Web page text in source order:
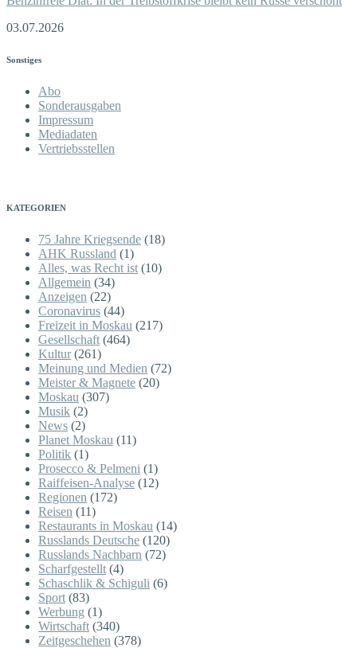
03.07.2026
Sonstiges
Abo
Sonderausgaben
Impressum
Mediadaten
Vertriebsstellen
KATEGORIEN
75 Jahre Kriegsende (18)
AHK Russland (1)
Alles, was Recht ist (10)
Allgemein (34)
Anzeigen (22)
Coronavirus (44)
Freizeit in Moskau (217)
Gesellschaft (464)
Kultur(261)
Meinung und Medien (72)
Meister & Magnete (20)
Moskau (307)
Musik (2)
News (2)
Planet Moskau (11)
Politik (1)
Prosecco & Pelmeni (1)
Raiffeisen-Analyse (12)
Regionen (172)
Reisen (11)
Restaurants in Moskau (14)
Russlands Deutsche (120)
Russlands Nachbarn (72)
Scharfgestellt (4)
Schaschlik & Schiguli (6)
Sport (83)
Werbung (1)
Wirtschaft (340)
Zeitgeschehen (378)